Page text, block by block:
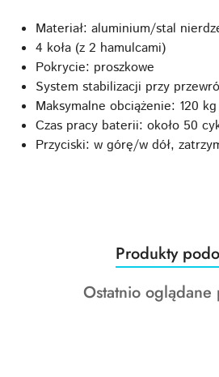
Materiał: aluminium/stal
4 koła (z 2 hamulcami)
Pokrycie: proszkowe
System stabilizacji przy
Maksymalne obciążenie: 120 kg
Czas pracy baterii: około 50
Przyciski: w górę/w dół,
Pomiń karuzelę produktów
Produkty
o
statusie:
Produkty
Produkty
Ostatnio oglądane